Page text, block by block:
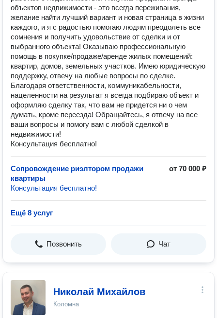
объектов недвижимости - это всегда переживания,
желание найти лучший вариант и новая страница в жизни
каждого, и я с радостью помогаю людям преодолеть все
сомнения и получить удовольствие от сделки и от
выбранного объекта! Оказываю профессиональную
помощь в покупке/продаже/аренде жилых помещений:
квартир, домов, земельных участков. Имею юридическую
поддержку, отвечу на любые вопросы по сделке.
Благодаря ответственности, коммуникабельности,
нацеленности на результат я всегда подбираю объект и
оформляю сделку так, что вам не придется ни о чем
думать, кроме переезда! Обращайтесь, я отвечу на все
ваши вопросы и помогу вам с любой сделкой в
недвижимости!
Консультация бесплатно!
Сопровождение риэлтором продажи
квартиры
от 70 000 ₽
Консультация бесплатно!
Ещё 8 услуг
Позвонить Чат
Николай Михайлов
Коломна